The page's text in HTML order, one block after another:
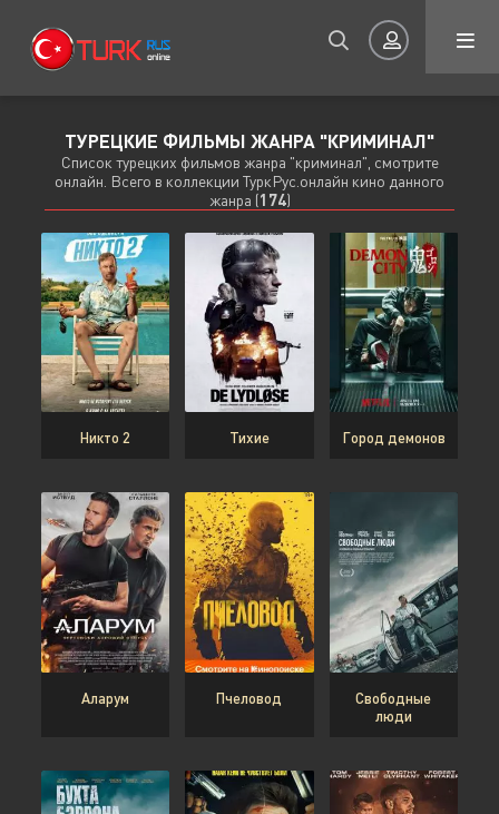
Авторизация
Запомнить
ВОЙТИ НА САЙТ
Регистрация Восстановить пароль
Или войти через
ТУРЕЦКИЕ ФИЛЬМЫ ЖАНРА "КРИМИНАЛ"
Список турецких фильмов жанра "криминал", смотрите
онлайн. Всего в коллекции ТуркРус.онлайн кино данного
жанра (174)
Никто 2 Тихие Город демонов
Аларум Пчеловод
Свободные
люди